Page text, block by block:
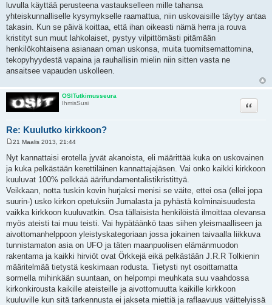
luvulla käyttää perusteena vastaukselleen mille tahansa
yhteiskunnalliselle kysymykselle raamattua, niin uskovaisille täytyy antaa
takasin. Kun se päivä koittaa, että ihan oikeasti nämä herra ja rouva
kristityt sun muut lahkolaiset, pystyy vilpittömästi pitämään
henkilökohtaisena asianaan oman uskonsa, muita tuomitsemattomina,
tekopyhyydestä vapaina ja rauhallisin mielin niin sitten vasta ne
ansaitsee vapauden uskolleen.
OSITutkimusseura
IhmisSusi
Re: Kuulutko kirkkoon?
Lainaa
e
i
21 Maalis 2013, 21:44
Nyt kannattaisi erotella jyvät akanoista, eli määrittää kuka on uskovainen
ja kuka pelkästään kerettiläinen kannattajajäsen. Vai onko kaikki kirkkoon
kuuluvat 100% pelkkää äärifundamentalistikristittyä.
Veikkaan, notta tuskin kovin hurjaksi menisi se väite, ettei osa (ellei jopa
suurin-) usko kirkon opetuksiin Jumalasta ja pyhästä kolminaisuudesta
vaikka kirkkoon kuuluvatkin. Osa tällaisista henkilöistä ilmoittaa olevansa
myös ateisti tai muu teisti. Vai hypätäänkö taas siihen yleismaalliseen ja
aivottomanhelppoon yleistyskategoriaan jossa jokainen taivaalla liikkuva
tunnistamaton asia on UFO ja täten maanpuolisen elämänmuodon
rakentama ja kaikki hirviöt ovat Örkkejä eikä pelkästään J.R.R Tolkienin
määritelmää tietystä keskimaan rodusta. Tietysti nyt osoittamatta
sormella mihinkään suuntaan, on helpompi meuhkata suu vaahdossa
kirkonkirousta kaikille ateisteille ja aivottomuutta kaikille kirkkoon
kuuluville kun sitä tarkennusta ei jakseta miettiä ja raflaavuus väittelyissä